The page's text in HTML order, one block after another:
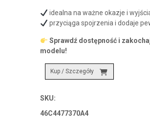
idealna na ważne okazje i
przyciąga spojrzenia i dodaje
Sprawdź dostępność i
modelu!
Kup / Szczegóły
SKU:
46C4477370A4